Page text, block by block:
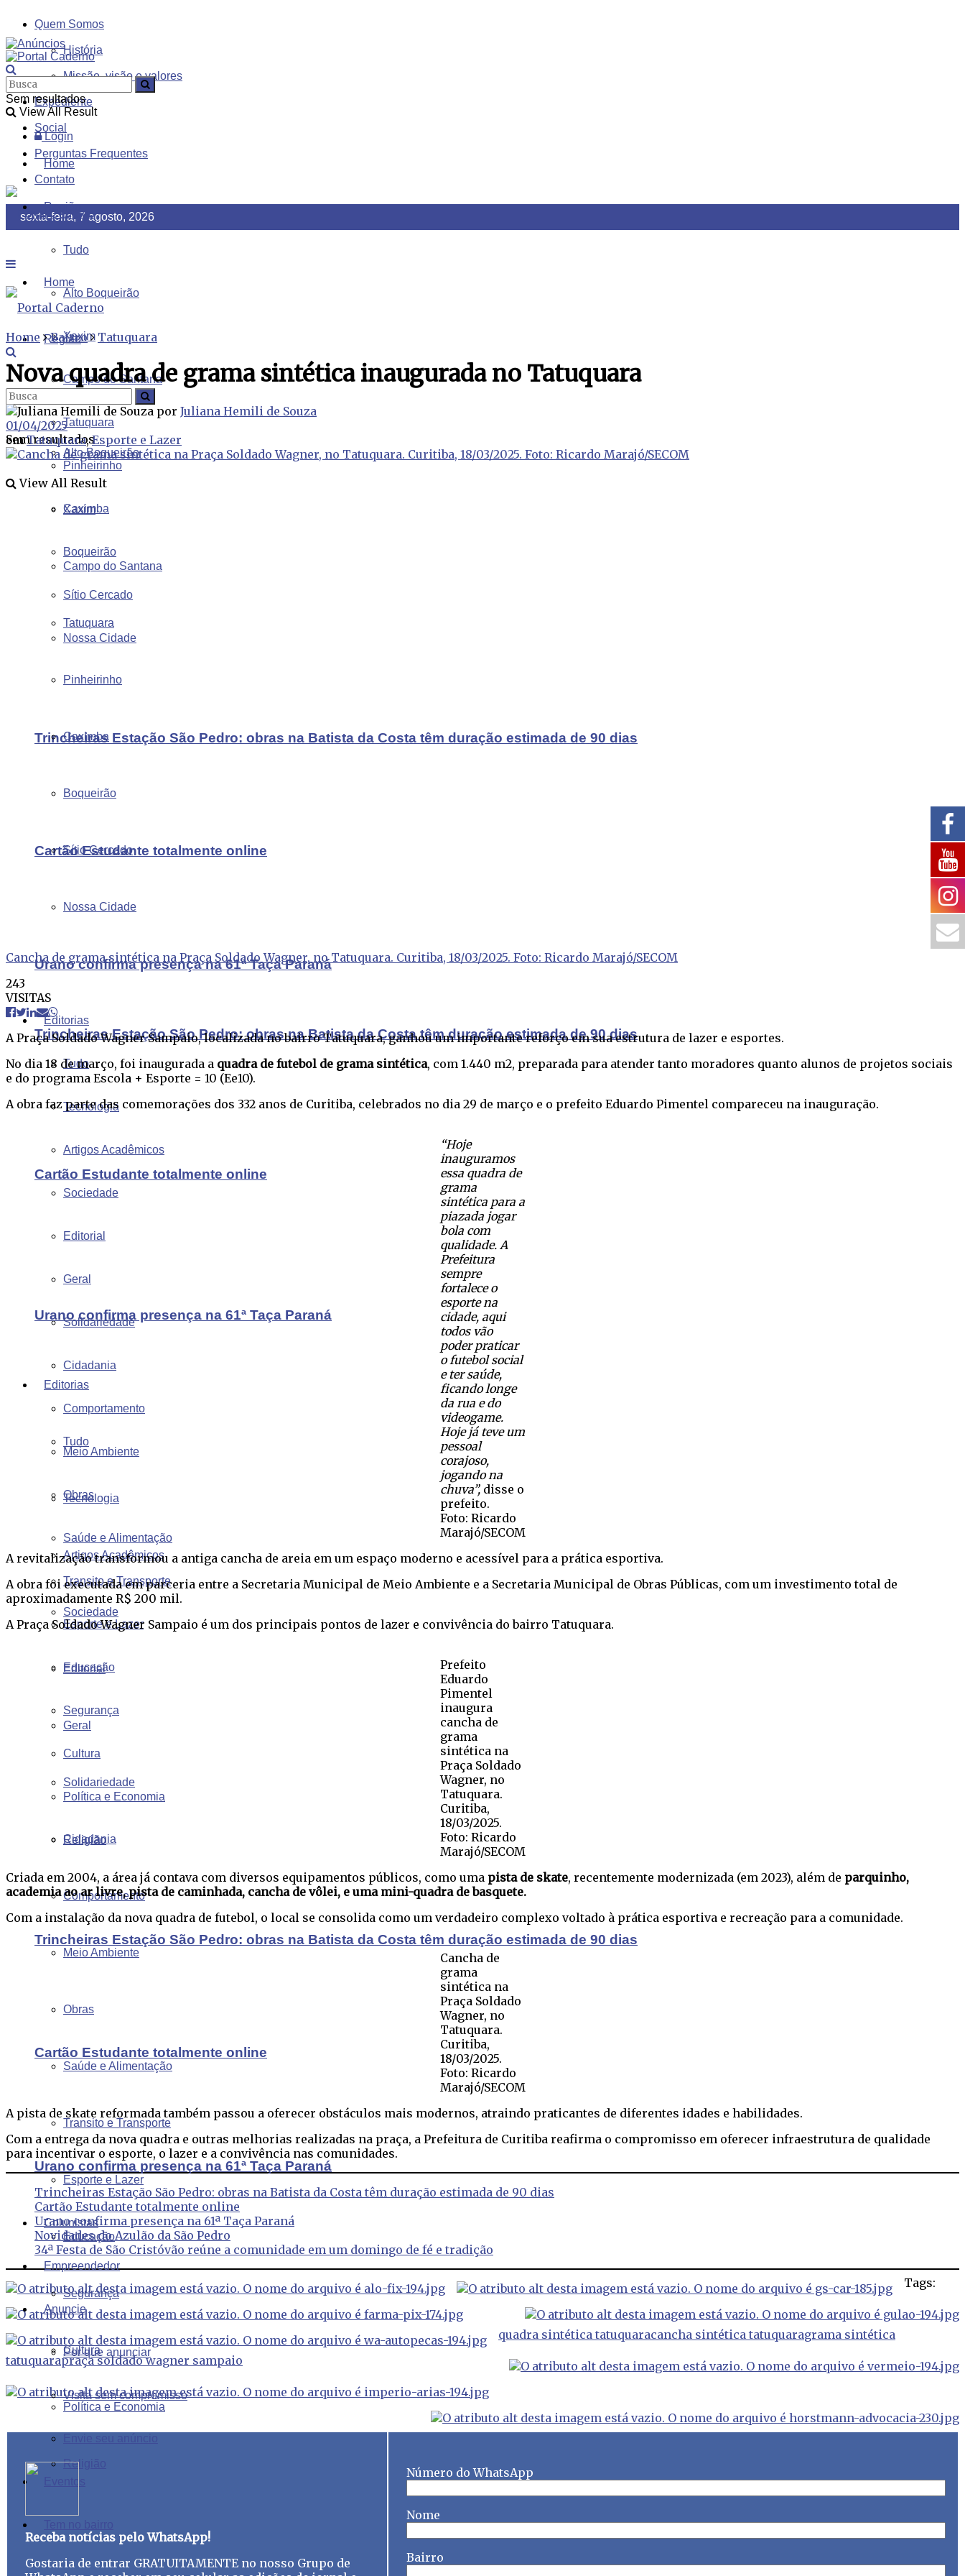
Quem Somos
História
Missão, visão e valores
Expediente
Social
Perguntas Frequentes
Contato
sexta-feira, 7 agosto, 2026
Sem resultados
View All Result
Login
Home
Região
Tudo
Alto Boqueirão
Xaxim
Campo do Santana
Tatuquara
Pinheirinho
Caximba
Boqueirão
Sítio Cercado
Nossa Cidade
Trincheiras Estação São Pedro: obras na Batista da Costa têm duração estimada de 90 dias
Cartão Estudante totalmente online
Urano confirma presença na 61ª Taça Paraná
Editorias
Tudo
Tecnologia
Artigos Acadêmicos
Sociedade
Editorial
Geral
Solidariedade
Cidadania
Comportamento
Meio Ambiente
Obras
Saúde e Alimentação
Transito e Transporte
Esporte e Lazer
Educação
Segurança
Cultura
Política e Economia
Religião
Trincheiras Estação São Pedro: obras na Batista da Costa têm duração estimada de 90 dias
Cartão Estudante totalmente online
Urano confirma presença na 61ª Taça Paraná
Colunistas
Empreendedor
Anuncie
Por que anunciar
Visita sem compromisso
Envie seu anúncio
Eventos
Tem no bairro
Home
Região
Alto Boqueirão
Xaxim
Campo do Santana
Tatuquara
Pinheirinho
Caximba
Boqueirão
Sítio Cercado
Nossa Cidade
Trincheiras Estação São Pedro: obras na Batista da Costa têm duração estimada de 90 dias
Cartão Estudante totalmente online
Urano confirma presença na 61ª Taça Paraná
Editorias
Tudo
Tecnologia
Artigos Acadêmicos
Sociedade
Editorial
Geral
Solidariedade
Cidadania
Comportamento
Meio Ambiente
Obras
Saúde e Alimentação
Transito e Transporte
Esporte e Lazer
Educação
Segurança
Cultura
Política e Economia
Religião
Sem resultados
View All Result
Home Bairro Tatuquara
Nova quadra de grama sintética inaugurada no Tatuquara
por Juliana Hemili de Souza
01/04/2025
em Tatuquara,Esporte e Lazer
Cancha de grama sintética na Praça Soldado Wagner, no Tatuquara. Curitiba, 18/03/2025. Foto: Ricardo Marajó/SECOM
243
VISITAS
A Praça Soldado Wagner Sampaio, localizada no bairro Tatuquara, ganhou um importante reforço em sua estrutura de lazer e esportes.
No dia 18 de março, foi inaugurada a quadra de futebol de grama sintética, com 1.440 m2, preparada para atender tanto moradores quanto alunos de projetos sociais
e do programa Escola + Esporte = 10 (Ee10).
A obra faz parte das comemorações dos 332 anos de Curitiba, celebrados no dia 29 de março e o prefeito Eduardo Pimentel compareceu na inauguração.
“Hoje
inauguramos
essa quadra de
grama
sintética para a
piazada jogar
bola com
qualidade. A
Prefeitura
sempre
fortalece o
esporte na
cidade, aqui
todos vão
poder praticar
o futebol social
e ter saúde,
ficando longe
da rua e do
videogame.
Hoje já teve um
pessoal
corajoso,
jogando na
chuva”,disse o
prefeito.
Foto: Ricardo
Marajó/SECOM
A revitalização transformou a antiga cancha de areia em um espaço moderno e acessível para a prática esportiva.
A obra foi executada em parceria entre a Secretaria Municipal de Meio Ambiente e a Secretaria Municipal de Obras Públicas, com um investimento total de
aproximadamente R$ 200 mil.
A Praça Soldado Wagner Sampaio é um dos principais pontos de lazer e convivência do bairro Tatuquara.
Prefeito
Eduardo
Pimentel
inaugura
cancha de
grama
sintética na
Praça Soldado
Wagner, no
Tatuquara.
Curitiba,
18/03/2025.
Foto: Ricardo
Marajó/SECOM
Criada em 2004, a área já contava com diversos equipamentos públicos, como uma pista de skate, recentemente modernizada (em 2023), além de parquinho,
academia ao ar livre, pista de caminhada, cancha de vôlei, e uma mini-quadra de basquete.
Com a instalação da nova quadra de futebol, o local se consolida como um verdadeiro complexo voltado à prática esportiva e recreação para a comunidade.
Cancha de
grama
sintética na
Praça Soldado
Wagner, no
Tatuquara.
Curitiba,
18/03/2025.
Foto: Ricardo
Marajó/SECOM
A pista de skate reformada também passou a oferecer obstáculos mais modernos, atraindo praticantes de diferentes idades e habilidades.
Com a entrega da nova quadra e outras melhorias realizadas na praça, a Prefeitura de Curitiba reafirma o compromisso em oferecer infraestrutura de qualidade
para incentivar o esporte, o lazer e a convivência nas comunidades.
Trincheiras Estação São Pedro: obras na Batista da Costa têm duração estimada de 90 dias
Cartão Estudante totalmente online
Urano confirma presença na 61ª Taça Paraná
Novidades do Azulão da São Pedro
34ª Festa de São Cristóvão reúne a comunidade em um domingo de fé e tradição
Tags:
quadra sintética tatuquaracancha sintética tatuquaragrama sintética
tatuquarapraça soldado wagner sampaio
Receba notícias pelo WhatsApp!
Gostaria de entrar GRATUITAMENTE no nosso Grupo de
Número do WhatsApp
Nome
Bairro